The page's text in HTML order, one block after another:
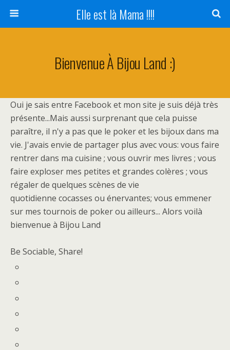
Elle est là Mama !!!!
Bienvenue À Bijou Land :)
Oui je sais entre Facebook et mon site je suis déjà très
présente...Mais aussi surprenant que cela puisse
paraître, il n'y a pas que le poker et les bijoux dans ma
vie. J'avais envie de partager plus avec vous: vous faire
rentrer dans ma cuisine ; vous ouvrir mes livres ; vous
faire exploser mes petites et grandes colères ; vous
régaler de quelques scènes de vie
quotidienne cocasses ou énervantes; vous emmener
sur mes tournois de poker ou ailleurs... Alors voilà
bienvenue à Bijou Land
Be Sociable, Share!